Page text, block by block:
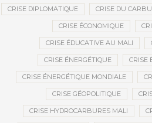
CRISE DIPLOMATIQUE CRISE DU
CRISE ÉCONOMIQUE
CRISE ÉDUCATIVE AU MALI
CRISE ÉNERGÉTIQUE CRISE
CRISE ÉNERGÉTIQUE MONDIALE
CRISE GÉOPOLITIQUE
CRISE HYDROCARBURES MALI